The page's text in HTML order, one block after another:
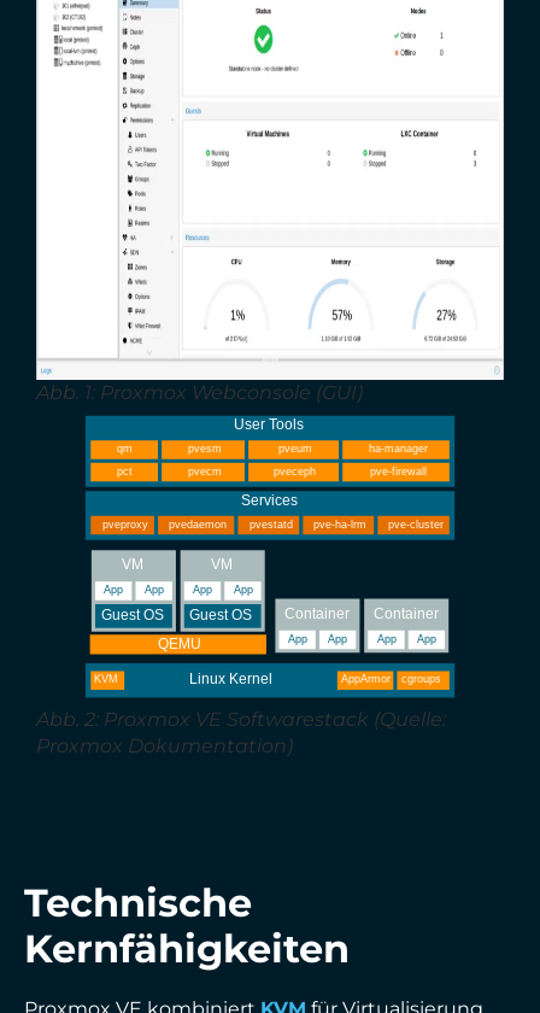
Abb. 1: Proxmox Webconsole (GUI)
Abb. 2: Proxmox VE Softwarestack (Quelle:
Proxmox Dokumentation)
Technische
Kernfähigkeiten